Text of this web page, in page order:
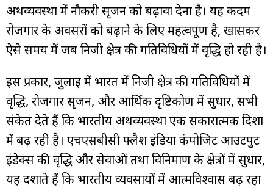
अर्थव्यवस्था में नौकरी सृजन को बढ़ावा देना है। यह कदम
रोजगार के अवसरों को बढ़ाने के लिए महत्वपूर्ण है, खासकर
ऐसे समय में जब निजी क्षेत्र की गतिविधियों में वृद्धि हो रही है।
इस प्रकार, जुलाई में भारत में निजी क्षेत्र की गतिविधियों में
वृद्धि, रोजगार सृजन, और आर्थिक दृष्टिकोण में सुधार, सभी
संकेत देते हैं कि भारतीय अर्थव्यवस्था एक सकारात्मक दिशा
में बढ़ रही है। एचएसबीसी फ्लैश इंडिया कंपोजिट आउटपुट
इंडेक्स की वृद्धि और सेवाओं तथा विनिर्माण के क्षेत्रों में सुधार,
यह दर्शाते हैं कि भारतीय व्यवसायों में आत्मविश्वास बढ़ रहा